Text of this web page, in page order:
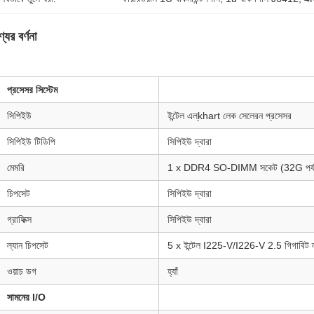
বর্ণনা
প্রসেসর সিস্টেম
সিপিইউ ইন্টেল এল্khart লেক সেলেরন প্রসেসর
সিপিইউ টিডিপি সিপিইউ দ্বারা
মেমরি 1 x DDR4 SO-DIMM সকেট (32G
চিপসেট সিপিইউ দ্বারা
গ্রাফিক্স সিপিইউ দ্বারা
ল্যান চিপসেট 5 x ইন্টেল I225-V/I226-V 2.5 গিগাবিট
ওয়াচ ডগ হ্যাঁ
সামনের I/O